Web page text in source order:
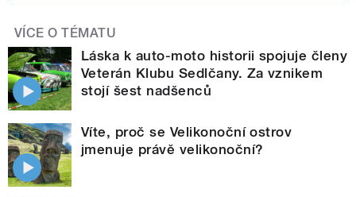
VÍCE O TÉMATU
Láska k auto-moto historii spojuje členy
Veterán Klubu Sedlčany. Za vznikem
stojí šest nadšenců
Víte, proč se Velikonoční ostrov
jmenuje právě velikonoční?